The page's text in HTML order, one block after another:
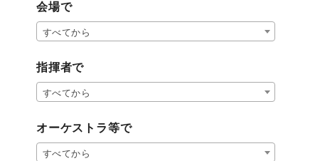
会場で
すべてから
指揮者で
すべてから
オーケストラ等で
すべてから